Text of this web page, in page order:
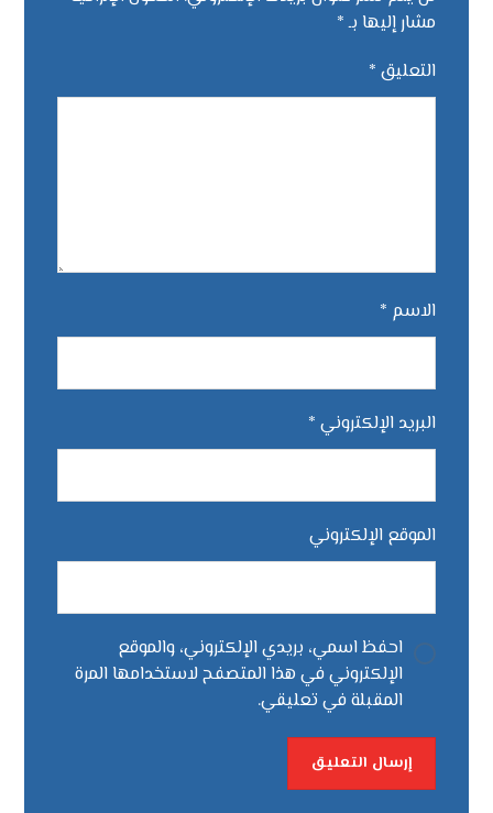
مشار إليها بـ*
التعليق *
الاسم *
البريد الإلكتروني *
الموقع الإلكتروني
احفظ اسمي، بريدي الإلكتروني، والموقع
الإلكتروني في هذا المتصفح لاستخدامها المرة
المقبلة في تعليقي.